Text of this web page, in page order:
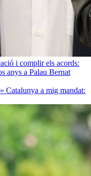
i complir els acords:
anys a Palau Bernat
Catalunya a mig mandat: